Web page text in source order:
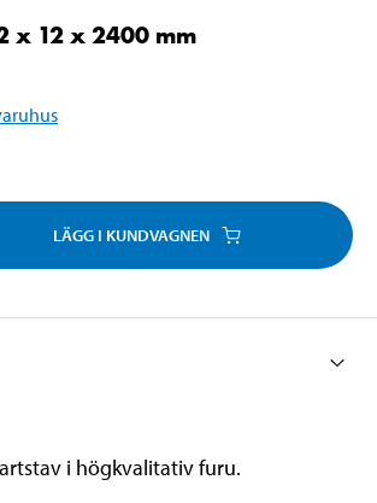
x 12 x 2400 mm
LÄGG I KUNDVAGNEN
i högkvalitativ furu.